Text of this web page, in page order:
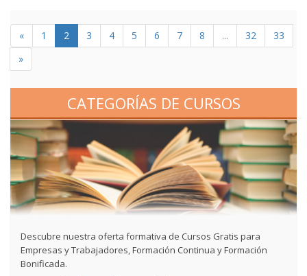
« 1 2 3 4 5 6 7 8 ... 32
33
»
CATEGORÍAS DE CURSOS
Descubre nuestra oferta formativa de Cursos Gratis para
Empresas y Trabajadores, Formación Continua y Formación
Bonificada.